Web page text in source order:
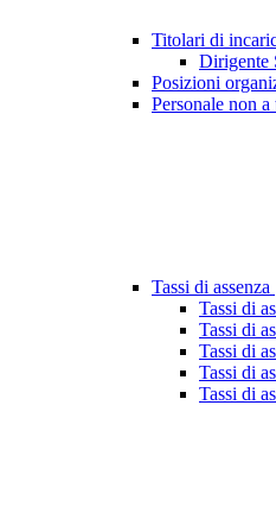
Titolari di
Dirigente
Posizioni
Personale non
Tassi di assenza
Tassi di
Tassi di
Tassi di
Tassi di
Tassi di